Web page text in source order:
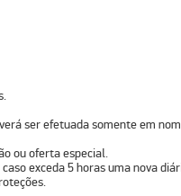
ser efetuada somente em
ou oferta especial.
exceda 5 horas uma nova